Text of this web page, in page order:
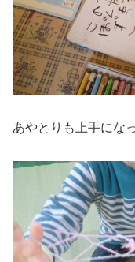
あやとりも上手にな